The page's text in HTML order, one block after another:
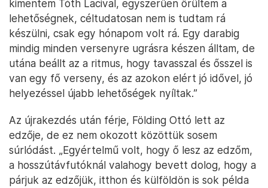
kimentem Tóth Lacival, egyszerűen örültem a
lehetőségnek, céltudatosan nem is tudtam rá
készülni, csak egy hónapom volt rá. Egy darabig
mindig minden versenyre ugrásra készen álltam, de
utána beállt az a ritmus, hogy tavasszal és ősszel is
van egy fő verseny, és az azokon elért jó idővel, jó
helyezéssel újabb lehetőségek nyíltak.”
Az újrakezdés után férje, Földing Ottó lett az
edzője, de ez nem okozott közöttük sosem
súrlódást. „Egyértelmű volt, hogy ő lesz az edzőm,
a hosszútávfutóknál valahogy bevett dolog, hogy a
párjuk az edzőjük, itthon és külföldön is sok példa